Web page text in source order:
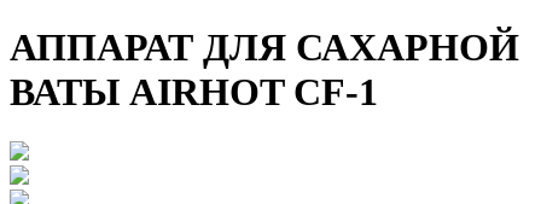
АППАРАТ ДЛЯ САХАРНОЙ
ВАТЫ AIRHOT CF-1